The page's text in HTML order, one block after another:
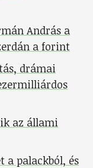
András a
a forint
drámai
az állami
a palackból, és